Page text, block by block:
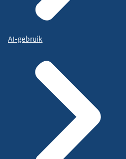
AI-gebruik